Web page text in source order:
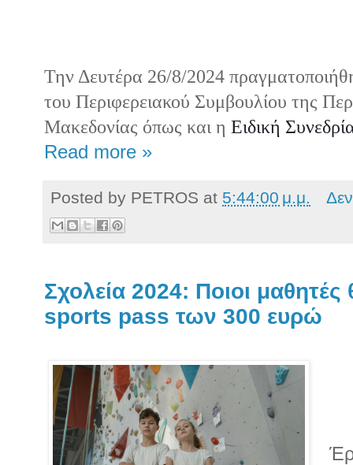
Την Δευτέρα 26/8/2024
του Περιφερειακού Συμβουλίου της
Μακεδονίας όπως και η Ειδική
Read more »
Posted by PETROS at 5:44:00 μ.μ.
Σχολεία 2024: Ποιοι
sports pass των 300 ευρώ